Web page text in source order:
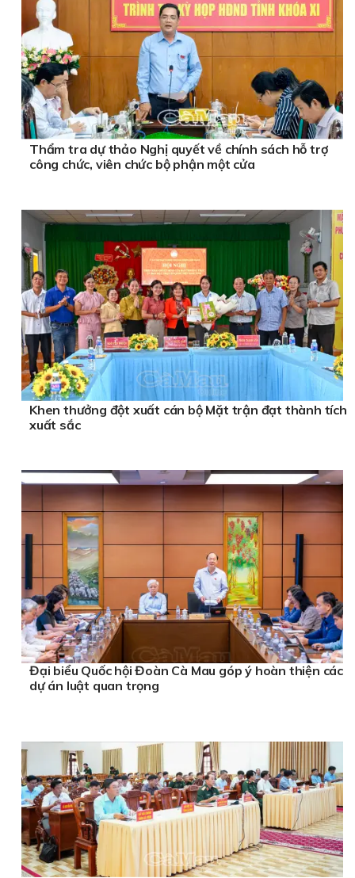
Thẩm tra dự thảo Nghị quyết về chính sách hỗ trợ
công chức, viên chức bộ phận một cửa
Khen thưởng đột xuất cán bộ Mặt trận đạt thành tích
xuất sắc
Đại biểu Quốc hội Đoàn Cà Mau góp ý hoàn thiện các
dự án luật quan trọng